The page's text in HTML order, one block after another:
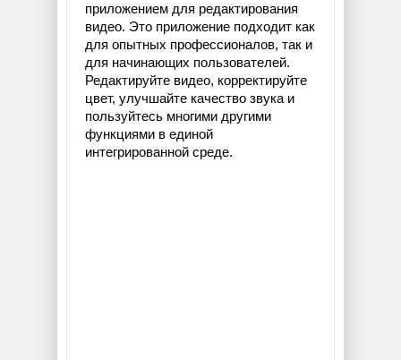
приложением для редактирования
видео. Это приложение подходит как
для опытных профессионалов, так и
для начинающих пользователей.
Редактируйте видео, корректируйте
цвет, улучшайте качество звука и
пользуйтесь многими другими
функциями в единой
интегрированной среде.